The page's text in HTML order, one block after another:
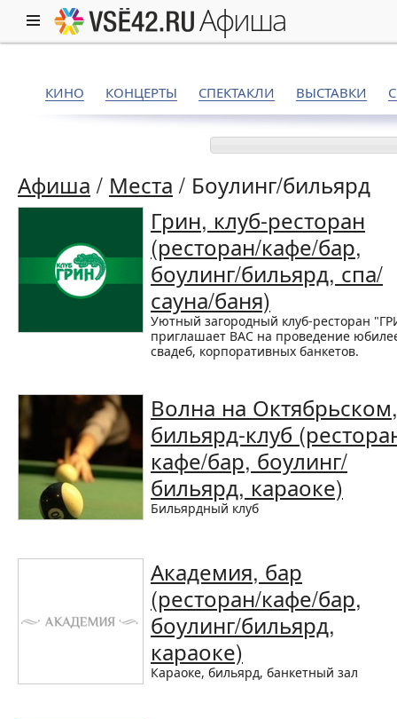
афиша
КИНО КОНЦЕРТЫ СПЕКТАКЛИ ВЫСТАВКИ
Афиша / Места / Боулинг/бильярд
Грин, клуб-ресторан
(ресторан/кафе/бар,
боулинг/бильярд, спа/
сауна/баня)
Уютный загородный клуб-ресторан
приглашает ВАС на проведение
свадеб, корпоративных банкетов.
Волна на Октябрьском,
бильярд-клуб
кафе/бар, боулинг/
бильярд, караоке)
Бильярдный клуб
Академия, бар
(ресторан/кафе/бар,
боулинг/бильярд,
караоке)
Караоке, бильярд, банкетный зал